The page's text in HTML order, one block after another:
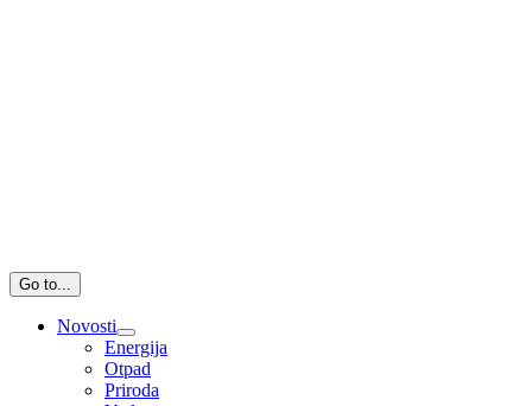
Go to...
Novosti
Energija
Otpad
Priroda